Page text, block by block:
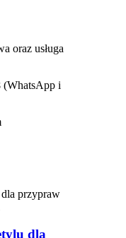
oraz usługa
(WhatsApp i
dla